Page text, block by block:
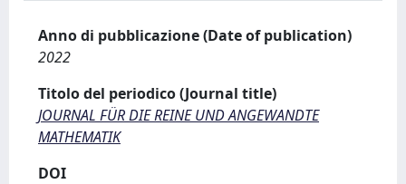
Anno di pubblicazione (Date of publication)
2022
Titolo del periodico (Journal title)
JOURNAL FÜR DIE REINE UND ANGEWANDTE
MATHEMATIK
DOI